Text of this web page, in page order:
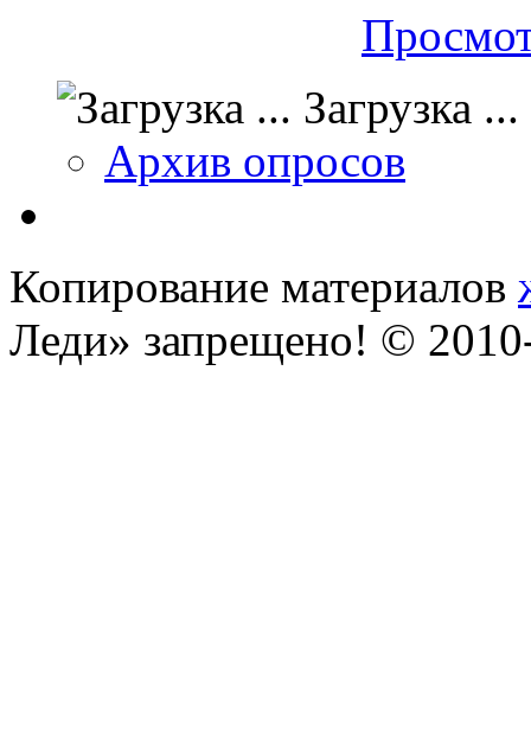
Загрузка ...
Архив опросов
Копирование материалов
Леди» запрещено! ©